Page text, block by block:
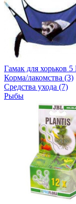
Гамак для
Корма/лакомства (3)
Средства ухода (7)
Рыбы